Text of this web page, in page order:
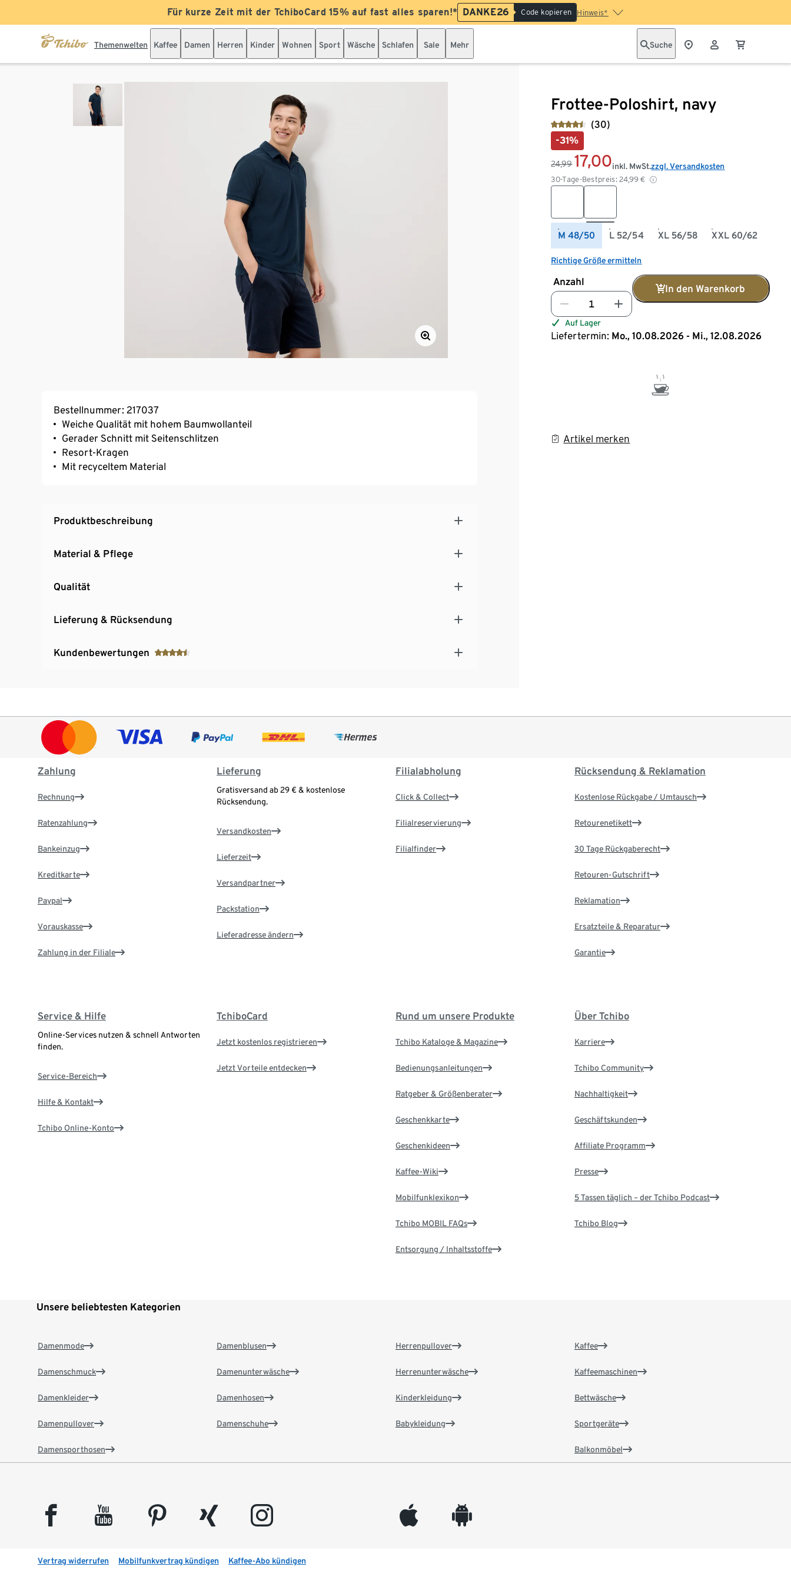
Für kurze Zeit mit der TchiboCard 15% auf fast alles sparen!* DANKE26 Code kopieren Hinweis*
Themenwelten Kaffee Damen Herren Kinder Wohnen Sport Wäsche Schlafen Sale Mehr Suche
Frottee-Poloshirt, navy
(30)
-31%
24,99 17,00
30-Tage-Bestpreis: 24,99 €
inkl. MwSt.zzgl. Versandkosten
M 48/50 L 52/54 XL 56/58 XXL 60/62
Richtige Größe ermitteln
Anzahl
In den Warenkorb
Auf Lager
Liefertermin: Mo., 10.08.2026 - Mi., 12.08.2026
Artikel merken
Bestellnummer: 217037
Weiche Qualität mit hohem Baumwollanteil
Gerader Schnitt mit Seitenschlitzen
Resort-Kragen
Mit recyceltem Material
Produktbeschreibung
Material & Pflege
Qualität
Lieferung & Rücksendung
Kundenbewertungen
Zahlung
Rechnung
Ratenzahlung
Bankeinzug
Kreditkarte
Paypal
Vorauskasse
Zahlung in der Filiale
Lieferung
Gratisversand ab 29 € & kostenlose
Rücksendung.
Versandkosten
Lieferzeit
Versandpartner
Packstation
Lieferadresse ändern
Filialabholung
Click & Collect
Filialreservierung
Filialfinder
Rücksendung & Reklamation
Kostenlose Rückgabe / Umtausch
Retourenetikett
30 Tage Rückgaberecht
Retouren-Gutschrift
Reklamation
Ersatzteile & Reparatur
Garantie
Service & Hilfe
Online-Services nutzen & schnell Antworten
finden.
Service-Bereich
Hilfe & Kontakt
Tchibo Online-Konto
TchiboCard
Jetzt kostenlos registrieren
Jetzt Vorteile entdecken
Rund um unsere Produkte
Tchibo Kataloge & Magazine
Bedienungsanleitungen
Ratgeber & Größenberater
Geschenkkarte
Geschenkideen
Kaffee-Wiki
Mobilfunklexikon
Tchibo MOBIL FAQs
Entsorgung / Inhaltsstoffe
Über Tchibo
Karriere
Tchibo Community
Nachhaltigkeit
Geschäftskunden
Affiliate Programm
Presse
5 Tassen täglich – der Tchibo Podcast
Tchibo Blog
Unsere beliebtesten Kategorien
Damenmode
Damenschmuck
Damenkleider
Damenpullover
Damensporthosen
Damenblusen
Damenunterwäsche
Damenhosen
Damenschuhe
Herrenpullover
Herrenunterwäsche
Kinderkleidung
Babykleidung
Kaffee
Kaffeemaschinen
Bettwäsche
Sportgeräte
Balkonmöbel
facebook youtube pinterest xing instagram appleinc android
Vertrag widerrufen Mobilfunkvertrag kündigen Kaffee-Abo kündigen